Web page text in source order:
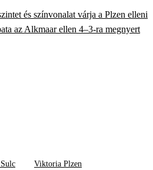
és színvonalat várja a Plzen elleni
az Alkmaar ellen 4–3-ra megnyert
Viktoria Plzen